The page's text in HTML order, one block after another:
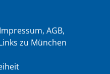
AGB,
zu München